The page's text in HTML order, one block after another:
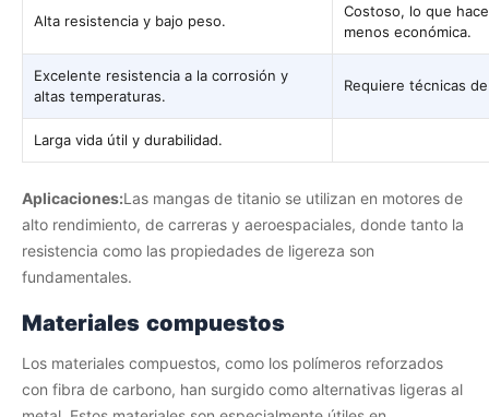
Alta resistencia y bajo peso.
Costoso, lo que
menos económica.
Excelente resistencia a la corrosión y
altas temperaturas.
Requiere técnicas
Larga vida útil y durabilidad.
Aplicaciones:Las mangas de titanio se utilizan en motores de
alto rendimiento, de carreras y aeroespaciales, donde tanto la
resistencia como las propiedades de ligereza son
fundamentales.
Materiales compuestos
Los materiales compuestos, como los polímeros reforzados
con fibra de carbono, han surgido como alternativas ligeras al